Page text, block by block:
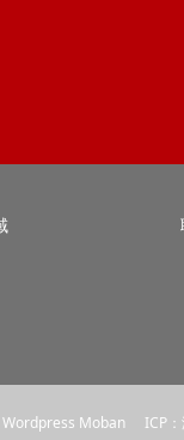
Wordpress Moban ICP